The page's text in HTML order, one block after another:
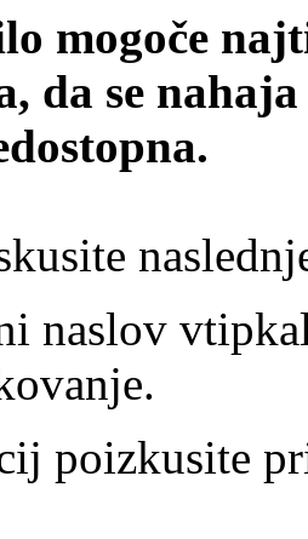
mogoče
da se
naslov
poizkusite